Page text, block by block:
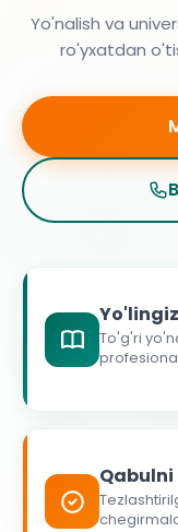
Yo'nalish va
ro'yxatdan
To'g'ri